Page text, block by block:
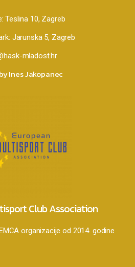
Teslina 10, Zagreb
Jarunska 5, Zagreb
mladost.hr
Ines Jakopanec
Club Association
organizacije od 2014. godine